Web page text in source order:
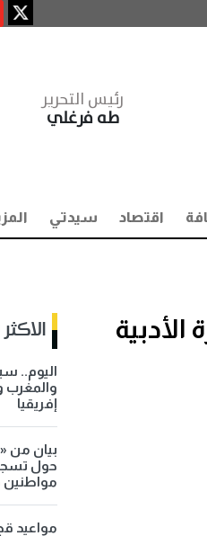
رئيس التحرير
طه فرغلي
اقتصاد سيدتي
اليوم..
والمغرب
إفريقيا
بيان من
حول
مواعيد